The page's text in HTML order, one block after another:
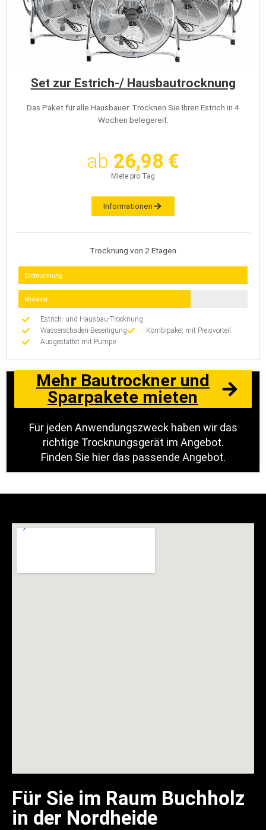
Set zur Estrich-/ Hausbautrocknung
Das Paket für alle Hausbauer. Trocknen Sie Ihren Estrich in 4
Wochen belegereif.
ab 26,98 €
Miete pro Tag
Informationen
Trocknung von 2 Etagen
Entfeuchtung
Mobilität
Estrich- und Hausbau-Trocknung
Wasserschaden-Beseitigung
Kombipaket mit Preisvorteil
Ausgestattet mit Pumpe
Mehr Bautrockner und
Sparpakete mieten
Für jeden Anwendungszweck haben wir das
richtige Trocknungsgerät im Angebot.
Finden Sie hier das passende Angebot.
Für Sie im Raum Buchholz
in der Nordheide